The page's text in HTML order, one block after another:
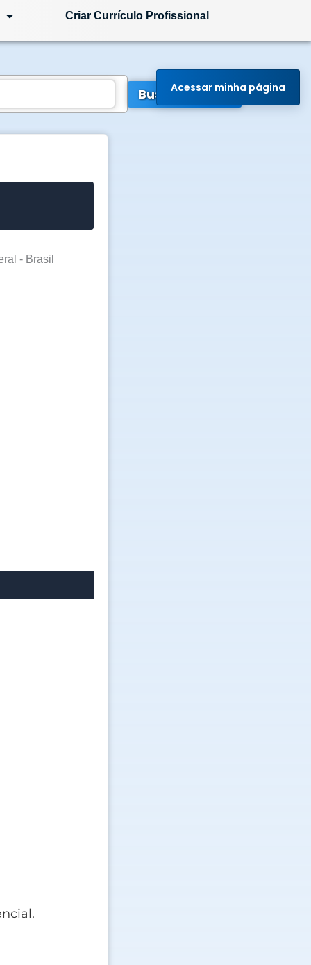
Criar Currículo Profissional
Buscar Vagas
- Brasil
Acessar minha página